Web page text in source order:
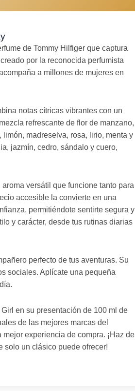
de Tommy Hilfiger que captura
por la reconocida perfumista
a millones de mujeres en
notas cítricas vibrantes con un
refrescante de flor de manzano,
madreselva, rosa, lirio, menta y
jazmín, cedro, sándalo y cuero,
versátil que funcione tanto para
accesible la convierte en una
permitiéndote sentirte segura y
y carácter, desde tus rutinas diarias
perfecto de tus aventuras. Su
sociales. Aplícate una pequeña
en su presentación de 100 ml de
de las mejores marcas del
experiencia de compra. ¡Haz de
solo un clásico puede ofrecer!